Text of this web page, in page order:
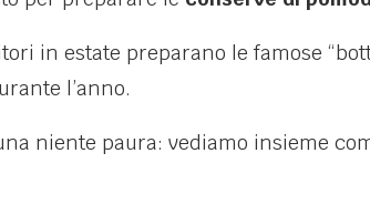
in estate preparano le famose
l’anno.
niente paura: vediamo insieme